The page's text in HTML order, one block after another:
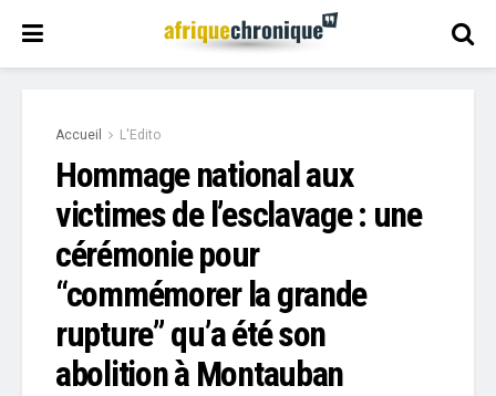
Accueil L'Edito
Hommage national aux
victimes de l’esclavage : une
cérémonie pour
“commémorer la grande
rupture” qu’a été son
abolition à Montauban